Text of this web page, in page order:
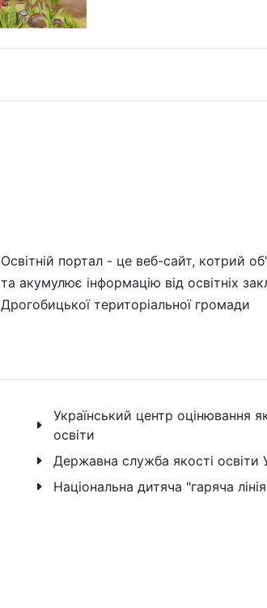
Освітній портал - це веб-сайт, котрий
та акумулює інформацію від освітніх
Дрогобицької територіальної громади
Український центр оцінювання
освіти
Державна служба якості освіти
Національна дитяча "гаряча